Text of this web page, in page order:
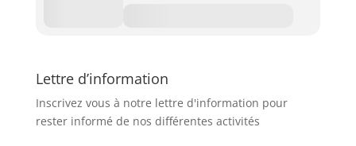
Lettre d’information
Inscrivez vous à notre lettre d'information pour
rester informé de nos différentes activités